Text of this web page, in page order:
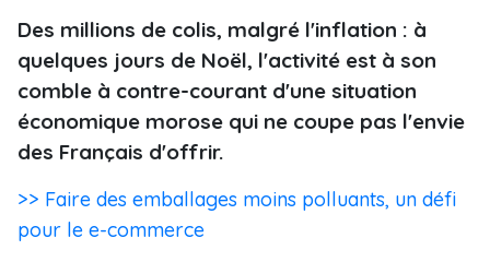
Des millions de colis, malgré l'inflation : à
quelques jours de Noël, l'activité est à son
comble à contre-courant d'une situation
économique morose qui ne coupe pas l'envie
des Français d'offrir.
>> Faire des emballages moins polluants, un défi
pour le e-commerce